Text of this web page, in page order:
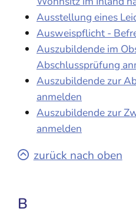
Ausstellung eines
Ausweispflicht -
Auszubildende im
Abschlussprüfung
Auszubildende zur
anmelden
Auszubildende zur
anmelden
zurück nach oben
B